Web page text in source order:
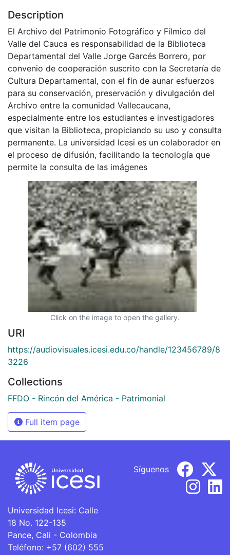
Description
El Archivo del Patrimonio Fotográfico y Fílmico del
Valle del Cauca es responsabilidad de la Biblioteca
Departamental del Valle Jorge Garcés Borrero, por
convenio de cooperación suscrito con la Secretaría de
Cultura Departamental, con el fin de aunar esfuerzos
para su conservación, preservación y divulgación del
Archivo entre la comunidad Vallecaucana,
especialmente entre los estudiantes e investigadores
que visitan la Biblioteca, propiciando su uso y consulta
permanente. La universidad Icesi es un colaborador en
el proceso de difusión, facilitando la tecnología que
permite la consulta de las imágenes
Click on the image to open the gallery.
URI
https://audiovisuales.icesi.edu.co/handle/123456789/8
3226
Collections
FFDO - Rincón del América - Patrimonial
Full item page
Universidad Icesi: Calle
18 No. 122-135
Pance, Cali - Colombia
Teléfono: +57 (602) 555
Síguenos